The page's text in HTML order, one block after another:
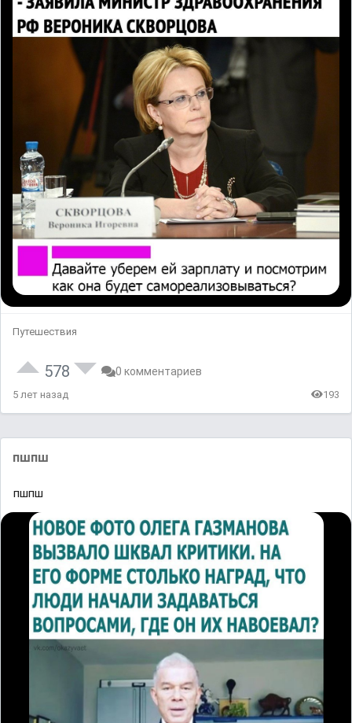
Путешествия
578 0 комментариев
5 лет назад 193
пшпш
пшпш